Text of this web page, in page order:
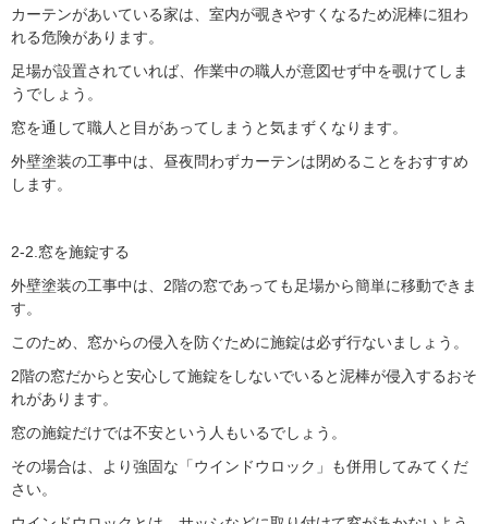
カーテンがあいている家は、室内が覗きやすくなるため泥棒に狙わ
れる危険があります。
足場が設置されていれば、作業中の職人が意図せず中を覗けてしま
うでしょう。
窓を通して職人と目があってしまうと気まずくなります。
外壁塗装の工事中は、昼夜問わずカーテンは閉めることをおすすめ
します。
2-2.窓を施錠する
外壁塗装の工事中は、2階の窓であっても足場から簡単に移動できま
す。
このため、窓からの侵入を防ぐために施錠は必ず行ないましょう。
2階の窓だからと安心して施錠をしないでいると泥棒が侵入するおそ
れがあります。
窓の施錠だけでは不安という人もいるでしょう。
その場合は、より強固な「ウインドウロック」も併用してみてくだ
さい。